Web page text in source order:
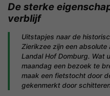
De sterke
verblijf
Uitstapjes naar de
Zierikzee zijn een
Landal Hof Domburg. Wat
maandag een bezoek te
maak een fietstocht door
gekenmerkt door